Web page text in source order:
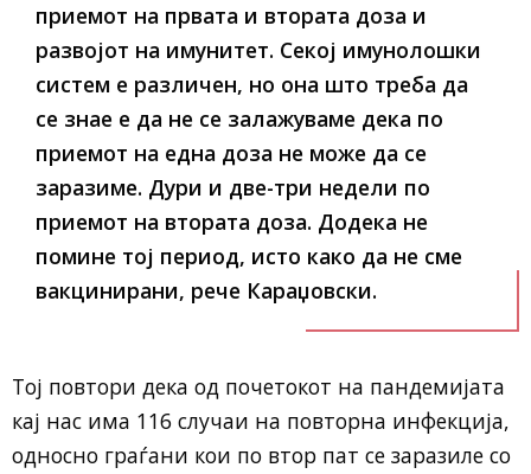
приемот на првата и втората доза и
развојот на имунитет. Секој имунолошки
систем е различен, но она што треба да
се знае е да не се залажуваме дека по
приемот на една доза не може да се
заразиме. Дури и две-три недели по
приемот на втората доза. Додека не
помине тој период, исто како да не сме
вакцинирани, рече Караџовски.
Тој повтори дека од почетокот на пандемијата
кај нас има 116 случаи на повторна инфекција,
односно граѓани кои по втор пат се заразиле со